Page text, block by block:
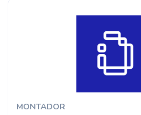
MONTADOR